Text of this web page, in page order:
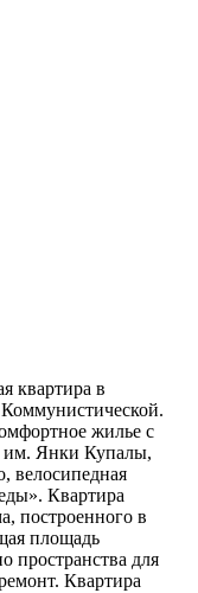
квартира в
жилье с
им. Янки Купалы,
велосипедная
Квартира
построенного в
площадь
пространства для
Квартира